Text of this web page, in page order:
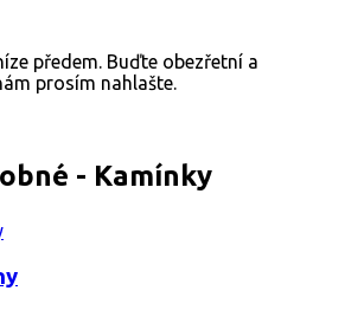
předem. Buďte obezřetní a
prosím nahlašte.
- Kamínky